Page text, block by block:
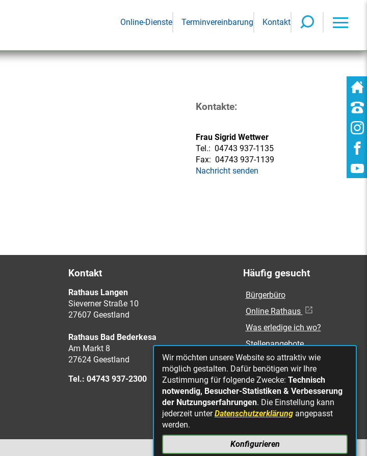
Online-Dienste Terminvereinbarung Kontakt
Kontakte:
Frau Sigrid Wettwer
Tel.: 04743 937-1135
Fax: 04743 937-1139
Nachricht senden
Kontakt
Rathaus Langen
Sieverner Straße 10
27607 Geestland
Rathaus Bad Bederkesa
Am Markt 8
27624 Geestland
Tel.: 04743 937-2300
Häufig gesucht
Bürgerbüro
Online Rathaus
Was erledige ich wo?
Stellenangebote
Mängelmeldung
Straßenbeleuchtung
defekt
NACH OBEN
Wir möchten unsere Website so attraktiv wie
möglich gestalten. Dafür benötigen wir Ihre
Zustimmung für folgende Zwecke: Technisch
notwendig, Besucher-Statistiken & Verbesserung
der Nutzungserfahrungen. Die Einstellung kann
jederzeit unterDatenschutzerklärung angepasst
werden.
Konfigurieren